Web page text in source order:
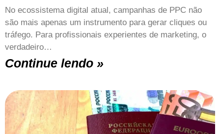
No ecossistema digital atual, campanhas de PPC não
são mais apenas um instrumento para gerar cliques ou
tráfego. Para profissionais experientes de marketing, o
verdadeiro…
Continue lendo »